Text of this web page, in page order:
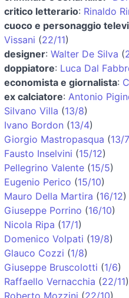
critico letterario: Rinaldo
cuoco e personaggio
Vissani (22/11)
designer: Walter De Silva (
doppiatore: Luca Dal
economista e giornalista:
ex calciatore: Antonio
Silvano Villa (13/8)
Ivano Bordon (13/4)
Giorgio Mastropasqua (13/7
Fausto Inselvini (15/12)
Pellegrino Valente (15/5)
Eugenio Perico (15/10)
Mauro Della Martira (16/12)
Giuseppe Porrino (16/10)
Nicola Ripa (17/1)
Domenico Volpati (19/8)
Glauco Cozzi (1/8)
Giuseppe Bruscolotti (1/6)
Raffaello Vernacchia (22/11)
Roberto Mozzini (22/10)